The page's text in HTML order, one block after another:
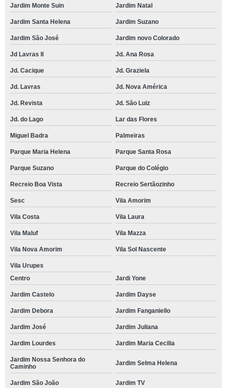
Jardim Monte Suin Jardim Natal
Jardim Santa Helena Jardim Suzano
Jardim São José Jardim novo Colorado
Jd Lavras II Jd. Ana Rosa
Jd. Cacique Jd. Graziela
Jd. Lavras Jd. Nova América
Jd. Revista Jd. São Luiz
Jd. do Lago Lar das Flores
Miguel Badra Palmeiras
Parque Maria Helena Parque Santa Rosa
Parque Suzano Parque do Colégio
Recreio Boa Vista Recreio Sertãozinho
Sesc Vila Amorim
Vila Costa Vila Laura
Vila Maluf Vila Mazza
Vila Nova Amorim Vila Sol Nascente
Vila Urupes
Centro
Jardi Yone
Jardim Castelo Jardim Dayse
Jardim Debora Jardim Fanganiello
Jardim José Jardim Juliana
Jardim Lourdes Jardim Maria Cecilia
Jardim Nossa Senhora do
Caminho
Jardim Selma Helena
Jardim São João Jardim TV